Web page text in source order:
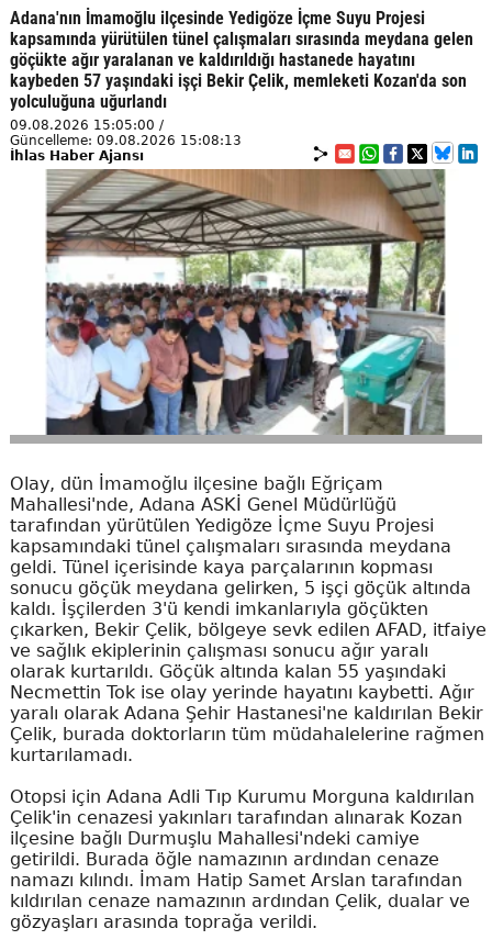
Adana'nın İmamoğlu ilçesinde Yedigöze İçme Suyu Projesi
kapsamında yürütülen tünel çalışmaları sırasında meydana gelen
göçükte ağır yaralanan ve kaldırıldığı hastanede hayatını
kaybeden 57 yaşındaki işçi Bekir Çelik, memleketi Kozan'da son
yolculuğuna uğurlandı
09.08.2026 15:05:00 /
Güncelleme: 09.08.2026 15:08:13
İhlas Haber Ajansı
Olay, dün İmamoğlu ilçesine bağlı Eğriçam
Mahallesi'nde, Adana ASKİ Genel Müdürlüğü
tarafından yürütülen Yedigöze İçme Suyu Projesi
kapsamındaki tünel çalışmaları sırasında meydana
geldi. Tünel içerisinde kaya parçalarının kopması
sonucu göçük meydana gelirken, 5 işçi göçük altında
kaldı. İşçilerden 3'ü kendi imkanlarıyla göçükten
çıkarken, Bekir Çelik, bölgeye sevk edilen AFAD, itfaiye
ve sağlık ekiplerinin çalışması sonucu ağır yaralı
olarak kurtarıldı. Göçük altında kalan 55 yaşındaki
Necmettin Tok ise olay yerinde hayatını kaybetti. Ağır
yaralı olarak Adana Şehir Hastanesi'ne kaldırılan Bekir
Çelik, burada doktorların tüm müdahalelerine rağmen
kurtarılamadı.
Otopsi için Adana Adli Tıp Kurumu Morguna kaldırılan
Çelik'in cenazesi yakınları tarafından alınarak Kozan
ilçesine bağlı Durmuşlu Mahallesi'ndeki camiye
getirildi. Burada öğle namazının ardından cenaze
namazı kılındı. İmam Hatip Samet Arslan tarafından
kıldırılan cenaze namazının ardından Çelik, dualar ve
gözyaşları arasında toprağa verildi.